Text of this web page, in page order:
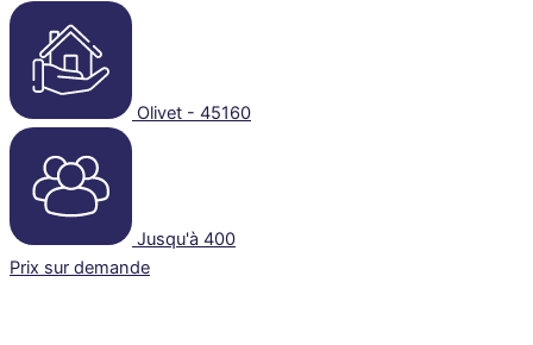
Olivet - 45160
Jusqu'à 400
Prix sur demande